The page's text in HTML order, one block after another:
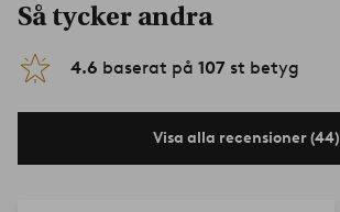
Så tycker andra
4.6 baserat på 107 st betyg
Visa alla recensioner (44)